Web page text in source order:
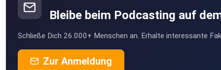
Bleibe beim Podcasting auf
Schließe Dich 26.000+ Menschen an. Erhalte interessante
Zur Anmeldung